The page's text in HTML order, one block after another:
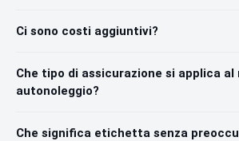
Ci sono costi aggiuntivi?
Che tipo di assicurazione si applica al
autonoleggio?
Che significa etichetta senza